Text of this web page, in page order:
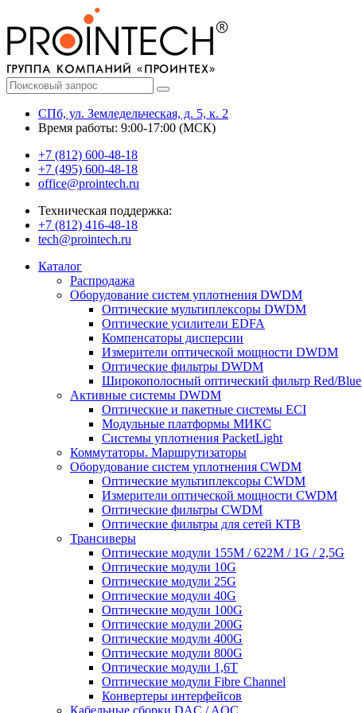
СПб, ул. Земледельческая, д. 5, к. 2
Время работы: 9:00-17:00 (МСК)
+7 (812) 600-48-18
+7 (495) 600-48-18
office@prointech.ru
Техническая поддержка:
+7 (812) 416-48-18
tech@prointech.ru
Каталог
Распродажа
Оборудование систем уплотнения DWDM
Оптические мультиплексоры DWDM
Оптические усилители EDFA
Компенсаторы дисперсии
Измерители оптической мощности DWDM
Оптические фильтры DWDM
Широкополосный оптический фильтр Red/Blue
Активные системы DWDM
Оптические и пакетные системы ECI
Модульные платформы МИКС
Системы уплотнения PacketLight
Коммутаторы. Маршрутизаторы
Оборудование систем уплотнения CWDM
Оптические мультиплексоры CWDM
Измерители оптической мощности CWDM
Оптические фильтры CWDM
Оптические фильтры для сетей КТВ
Трансиверы
Оптические модули 155M / 622M / 1G / 2,5G
Оптические модули 10G
Оптические модули 25G
Оптические модули 40G
Оптические модули 100G
Оптические модули 200G
Оптические модули 400G
Оптические модули 800G
Оптические модули 1,6T
Оптические модули Fibre Channel
Конвертеры интерфейсов
Кабельные сборки DAC / AOC